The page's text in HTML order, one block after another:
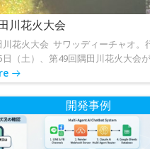
ン
川花火大会
川花火大会 サワッディーチャオ。
（土）、第49回隅田川花火大会
開発事例